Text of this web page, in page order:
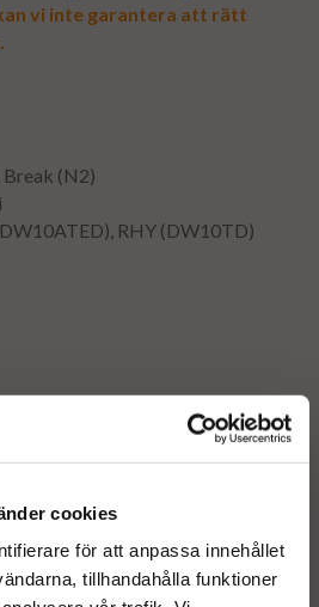
cookies
för att anpassa innehållet
tillhandahålla funktioner
vi inte garantera att rätt
Break (N2)
RHY (DW10TD)